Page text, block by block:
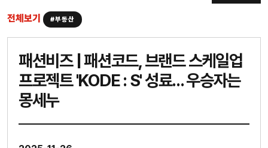
전체보기 #부동산
패션비즈 | 패션코드, 브랜드 스케일업
프로젝트 'KODE : S' 성료... 우승자는
몽세누